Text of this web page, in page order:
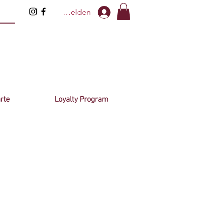
Anmelden
Loyalty Program